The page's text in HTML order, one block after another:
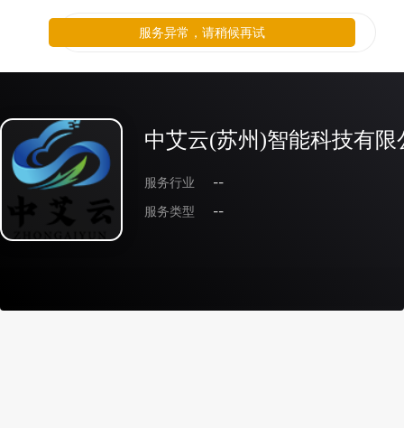
中艾云(苏州)智能科技有限
服务行业
--
服务类型
--
服务异常，请稍候再试